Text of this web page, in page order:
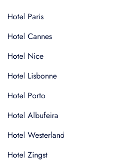
Hotel Paris
Hotel Cannes
Hotel Nice
Hotel Lisbonne
Hotel Porto
Hotel Albufeira
Hotel Westerland
Hotel Zingst